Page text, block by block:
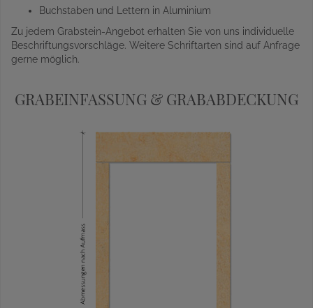
Buchstaben und Lettern in Aluminium
Zu jedem Grabstein-Angebot erhalten Sie von uns individuelle
Beschriftungsvorschläge. Weitere Schriftarten sind auf Anfrage
gerne möglich.
GRABEINFASSUNG & GRABABDECKUNG